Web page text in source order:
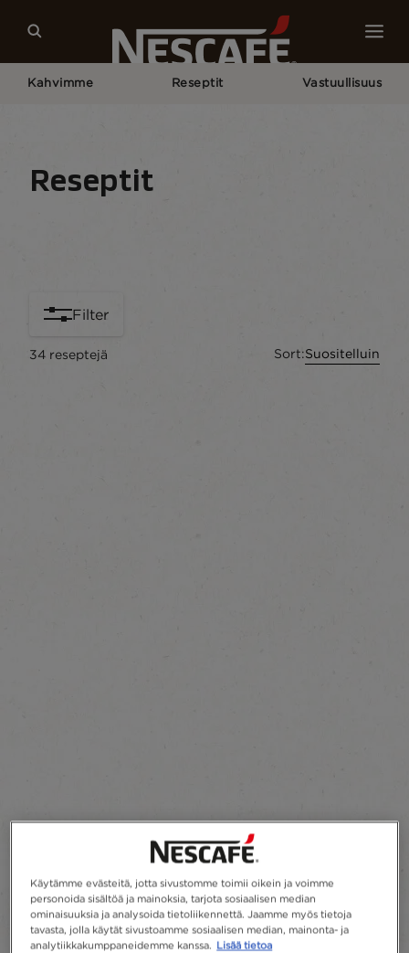
Kahvimme Reseptit Vastuullisuus
Reseptit
Filter
34 reseptejä Sort:Suositelluin
Käytämme evästeitä, jotta sivustomme toimii oikein ja voimme
personoida sisältöä ja mainoksia, tarjota sosiaalisen median
ominaisuuksia ja analysoida tietoliikennettä. Jaamme myös tietoja
tavasta, jolla käytät sivustoamme sosiaalisen median, mainonta- ja
analytiikkakumppaneidemme kanssa. Lisää tietoa